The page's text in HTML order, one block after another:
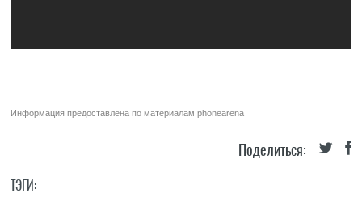
Информация предоставлена по материаламphonearena
Поделиться:
ТЭГИ: